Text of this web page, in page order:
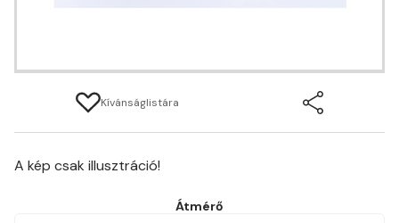
Kívánságlistára
A kép csak illusztráció!
Átmérő